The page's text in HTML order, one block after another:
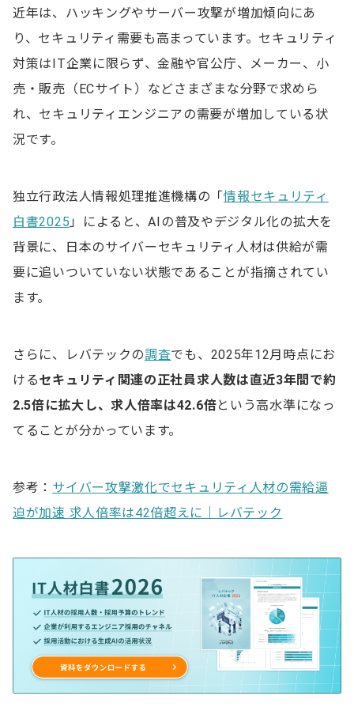
近年は、ハッキングやサーバー攻撃が増加傾向にあ
り、セキュリティ需要も高まっています。セキュリティ
対策はIT企業に限らず、金融や官公庁、メーカー、小
売・販売（ECサイト）などさまざまな分野で求めら
れ、セキュリティエンジニアの需要が増加している状
況です。
独立行政法人情報処理推進機構の「情報セキュリティ
白書2025 」によると、AIの普及やデジタル化の拡大を
背景に、日本のサイバーセキュリティ人材は供給が需
要に追いついていない状態であることが指摘されてい
ます。
さらに、レバテックの調査でも、2025年12月時点にお
けるセキュリティ関連の正社員求人数は直近3年間で約
2.5倍に拡大し、求人倍率は42.6倍という高水準になっ
てることが分かっています。
参考： サイバー攻撃激化でセキュリティ人材の需給逼
迫が加速 求人倍率は42倍超えに｜レバテック